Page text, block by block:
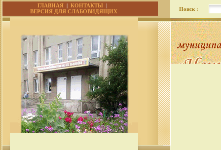
ГЛАВНАЯ |КОНТАКТЫ |
ВЕРСИЯ ДЛЯ СЛАБОВИДЯЩИХ
Поиск :